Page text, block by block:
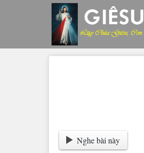
Nghe bài này